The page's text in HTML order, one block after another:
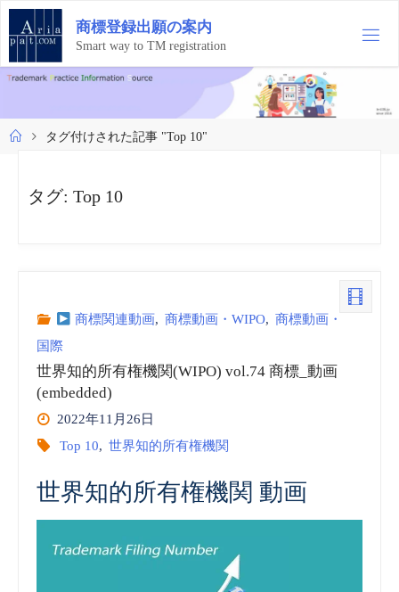
コ
テ
ン
ツ
ス
キ
商標登録出願の案内
Smart way to TM registration
ホ
タグ付けされた記事 "Top 10"
タグ:Top 10
商標関連動画, 商標動画・WIPO, 商標動画・
国際
世界知的所有権機関(WIPO) vol.74 商標_動画
(embedded)
2022年11月26日
Top 10, 世界知的所有権機関
世界知的所有権機関 動画